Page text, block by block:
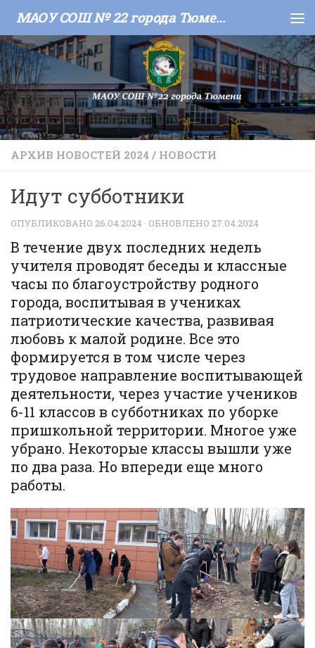
Skip to content МАОУ СОШ № 22 города Тюмени
АРХИВ НОВОСТЕЙ 2024 / НОВОСТИ
Идут субботники
ОПУБЛИКОВАНО 26.04.2024 · ОБНОВЛЕНО 27.04.2024
В течение двух последних недель
учителя проводят беседы и классные
часы по благоустройству родного
города, воспитывая в учениках
патриотические качества, развивая
любовь к малой родине. Все это
формируется в том числе через
трудовое направление воспитывающей
деятельности, через участие учеников
6-11 классов в субботниках по уборке
пришкольной территории. Многое уже
убрано. Некоторые классы вышли уже
по два раза. Но впереди еще много
работы.